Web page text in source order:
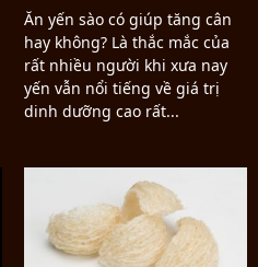
Ăn yến sào có giúp tăng cân
hay không? Là thắc mắc của
rất nhiều người khi xưa nay
yến vẫn nổi tiếng về giá trị
dinh dưỡng cao rất...